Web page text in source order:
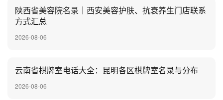
陕西省美容院名录｜西安美容护肤、抗衰养生门店联系
方式汇总
2026-08-06
云南省棋牌室电话大全：昆明各区棋牌室名录与分布
2026-08-06